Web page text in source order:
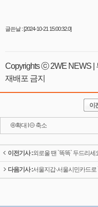
글쓴날 : [2024-10-21 15:00:32.0]
Copyrights ⓒ 2WE NEWS |
재배포 금지
이
확대 축소
이전기사 :외로울 땐 `똑똑` 두드리
다음기사 :서울지갑·서울시민카드